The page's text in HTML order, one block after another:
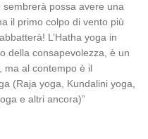
possa avere una
il primo colpo di vento più
L’Hatha yoga in
della consapevolezza, è un
ma al contempo è il
(Raja yoga, Kundalini yoga,
e altri ancora)”